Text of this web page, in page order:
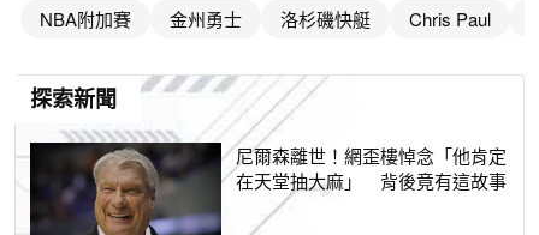
NBA附加賽 金州勇士 洛杉磯快艇 Chris Paul
探索新聞
尼爾森離世！網歪樓悼念「他肯定
在天堂抽大麻」 背後竟有這故事